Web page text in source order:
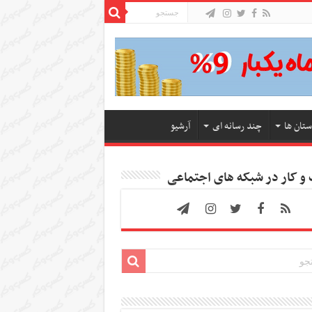
ها چند رسانه ای آرشیو
کار در شبکه های اجتماعی